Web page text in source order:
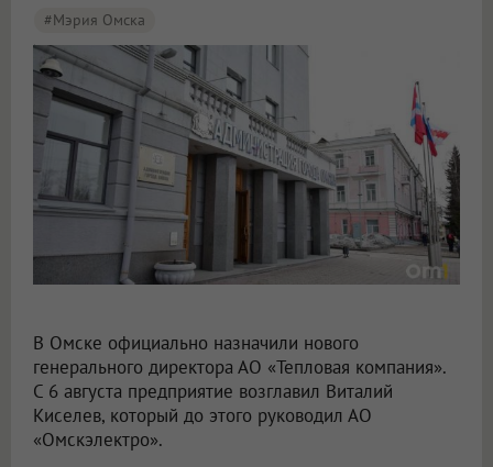
#мэрия Омска
В Омске официально назначили нового
генерального директора АО «Тепловая компания».
С 6 августа предприятие возглавил Виталий
Киселев, который до этого руководил АО
«Омскэлектро».